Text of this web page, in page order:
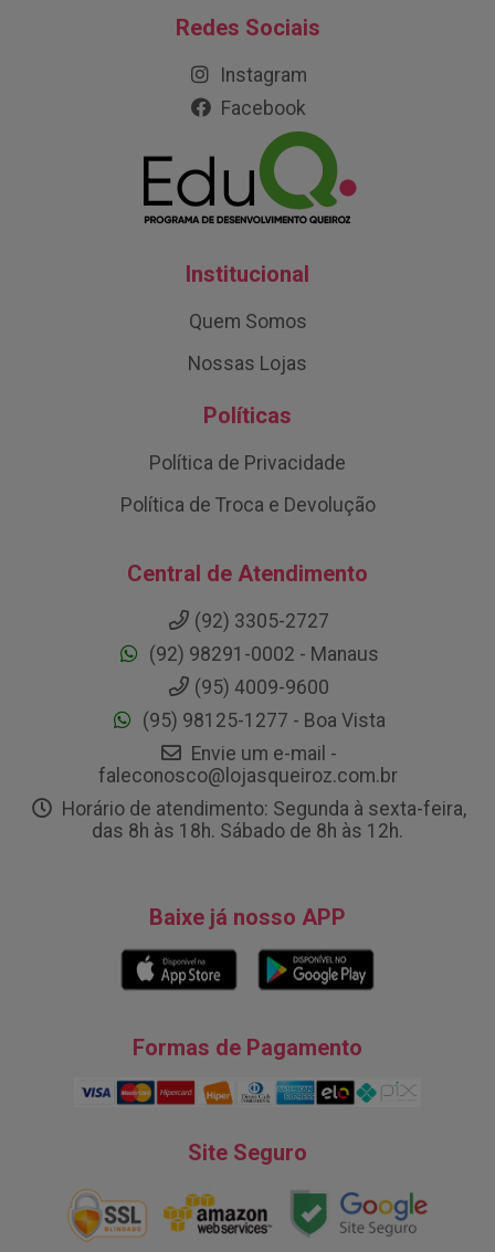
Redes Sociais
Instagram
Facebook
Institucional
Quem Somos
Nossas Lojas
Políticas
Política de Privacidade
Política de Troca e Devolução
Central de Atendimento
(92) 3305-2727
(92) 98291-0002 - Manaus
(95) 4009-9600
(95) 98125-1277 - Boa Vista
Envie um e-mail -
faleconosco@lojasqueiroz.com.br
Horário de atendimento: Segunda à sexta-feira,
das 8h às 18h. Sábado de 8h às 12h.
Baixe já nosso APP
Formas de Pagamento
Site Seguro